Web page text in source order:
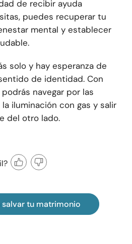
de recibir ayuda
puedes recuperar tu
mental y establecer
solo y hay esperanza de
de identidad. Con
navegar por las
iluminación con gas y salir
del otro lado.
salvar tu matrimonio